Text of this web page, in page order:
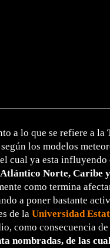
a lo que se refiere a la
los modelos
cual ya esta influyendo
Atlántico Norte, Caribe
como termina
a poner bastante
de la Universidad
como consecuencia de
nombradas, de las